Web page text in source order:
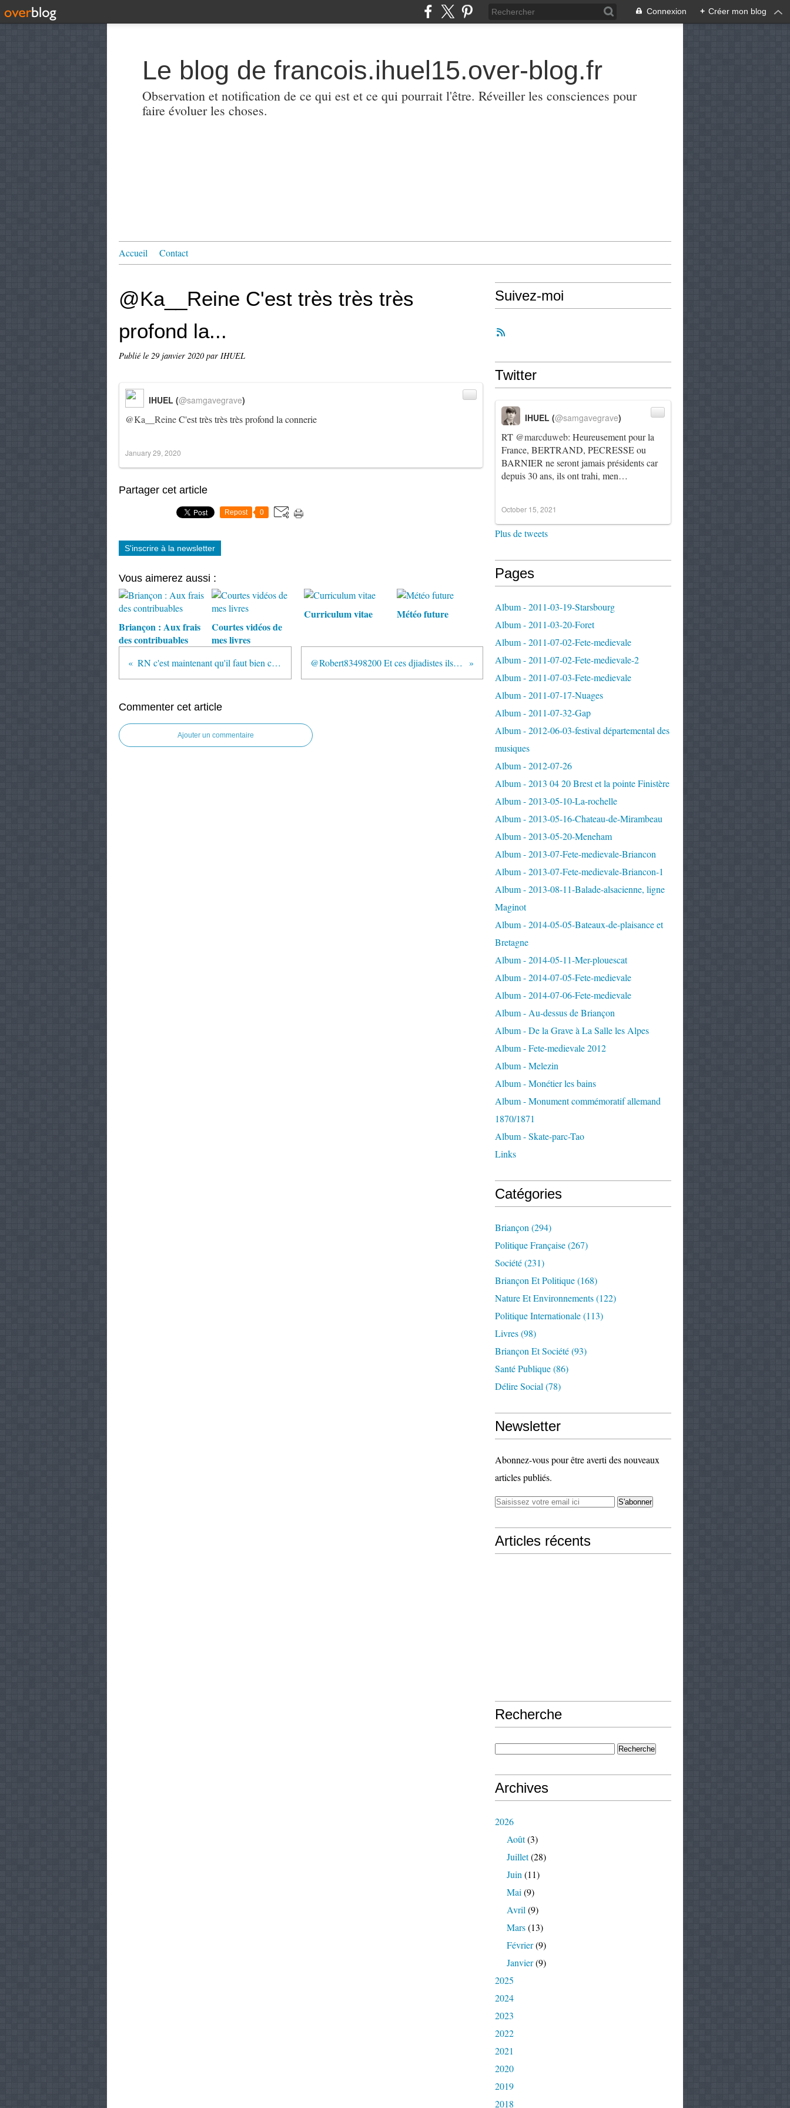
Connexion + Créer mon blog
Le blog de francois.ihuel15.over-blog.fr
Observation et notification de ce qui est et ce qui pourrait l'être. Réveiller les consciences pour
faire évoluer les choses.
Accueil Contact
@Ka__Reine C'est très très très
profond la...
Publié le 29 janvier 2020par IHUEL
@Ka__ReineC'est très très très profond la connerie
IHUEL (@samgavegrave)
January 29, 2020
Partager cet article
Repost 0
S'inscrire à la newsletter
Vous aimerez aussi :
Briançon : Aux frais
des contribuables
Courtes vidéos de
mes livres
Curriculum vitae Météo future
RN c'est maintenant qu'il faut bien choisir @Robert83498200 Et ces djiadistes ils ont...
Commenter cet article
Ajouter un commentaire
Suivez-moi
Twitter
RT @marcduweb: Heureusement pour la
France, BERTRAND, PECRESSE ou
BARNIER ne seront jamais présidents car
depuis 30 ans, ils ont trahi, men…
IHUEL (@samgavegrave)
October 15, 2021
Plus de tweets
Pages
Album - 2011-03-19-Starsbourg
Album - 2011-03-20-Foret
Album - 2011-07-02-Fete-medievale
Album - 2011-07-02-Fete-medievale-2
Album - 2011-07-03-Fete-medievale
Album - 2011-07-17-Nuages
Album - 2011-07-32-Gap
Album - 2012-06-03-festival départemental des
musiques
Album - 2012-07-26
Album - 2013 04 20 Brest et la pointe Finistère
Album - 2013-05-10-La-rochelle
Album - 2013-05-16-Chateau-de-Mirambeau
Album - 2013-05-20-Meneham
Album - 2013-07-Fete-medievale-Briancon
Album - 2013-07-Fete-medievale-Briancon-1
Album - 2013-08-11-Balade-alsacienne, ligne
Maginot
Album - 2014-05-05-Bateaux-de-plaisance et
Bretagne
Album - 2014-05-11-Mer-plouescat
Album - 2014-07-05-Fete-medievale
Album - 2014-07-06-Fete-medievale
Album - Au-dessus de Briançon
Album - De la Grave à La Salle les Alpes
Album - Fete-medievale 2012
Album - Melezin
Album - Monétier les bains
Album - Monument commémoratif allemand
1870/1871
Album - Skate-parc-Tao
Links
Catégories
Briançon (294)
Politique Française(267)
Société(231)
Briançon Et Politique(168)
Nature Et Environnements(122)
Politique Internationale(113)
Livres(98)
Briançon Et Société(93)
Santé Publique(86)
Délire Social (78)
Newsletter
Abonnez-vous pour être averti des nouveaux
articles publiés.
Articles récents
Recherche
Archives
2026
Août(3)
Juillet(28)
Juin (11)
Mai (9)
Avril (9)
Mars(13)
Février(9)
Janvier(9)
2025
2024
2023
2022
2021
2020
2019
2018